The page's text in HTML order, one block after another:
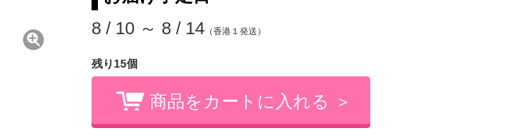
8 / 10 ～ 8 / 14 （香港１発送）
残り15個
商品をカートに入れる ＞